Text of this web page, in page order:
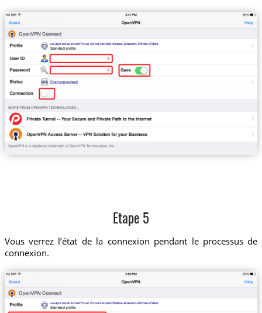
us-apv.trust.zone/Trust.Zone-United-States-Amazon-Prime-Video
Etape 5
Vous verrez l’état de la connexion pendant le processus de
connexion.
us-apv.trust.zone/Trust.Zone-United-States-Amazon-Prime-Video